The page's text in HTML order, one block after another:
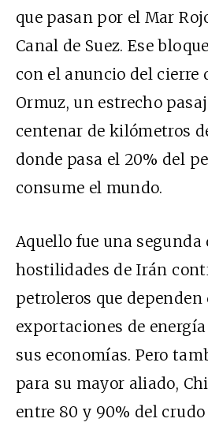
que pasan por el Mar
Canal de Suez. Ese
con el anuncio del cierre
Ormuz, un estrecho
centenar de kilómetros
donde pasa el 20% del
consume el mundo.
Aquello fue una segunda
hostilidades de Irán
petroleros que dependen
exportaciones de
sus economías. Pero
para su mayor aliado,
entre 80 y 90% del